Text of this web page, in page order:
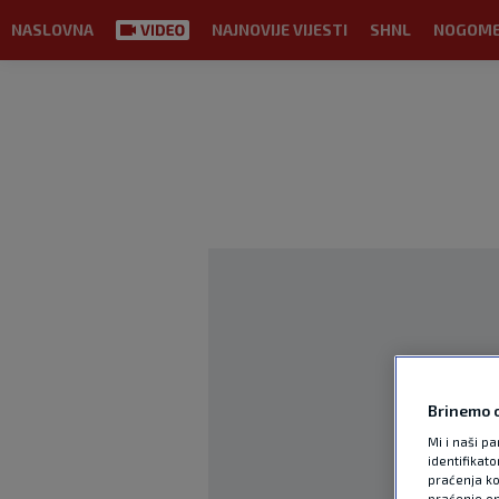
NASLOVNA NAJNOVIJE VIJESTI SHNL
Brinemo
Mi i naši
praćenja